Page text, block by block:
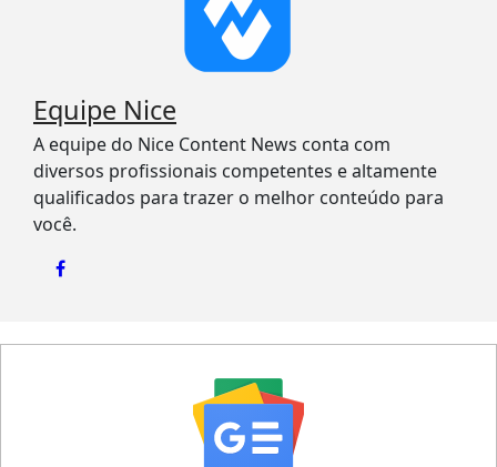
Equipe Nice
A equipe do Nice Content News conta com
diversos profissionais competentes e altamente
qualificados para trazer o melhor conteúdo para
você.